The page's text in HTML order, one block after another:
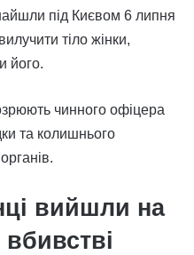
під Києвом 6 липня
тіло жінки,
його.
чинного офіцера
та колишнього
вийшли на